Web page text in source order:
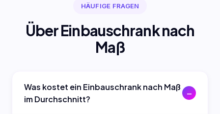
HÄUFIGE FRAGEN
Über Einbauschrank nach
Maß
Was kostet ein Einbauschrank nach Maß
im Durchschnitt?